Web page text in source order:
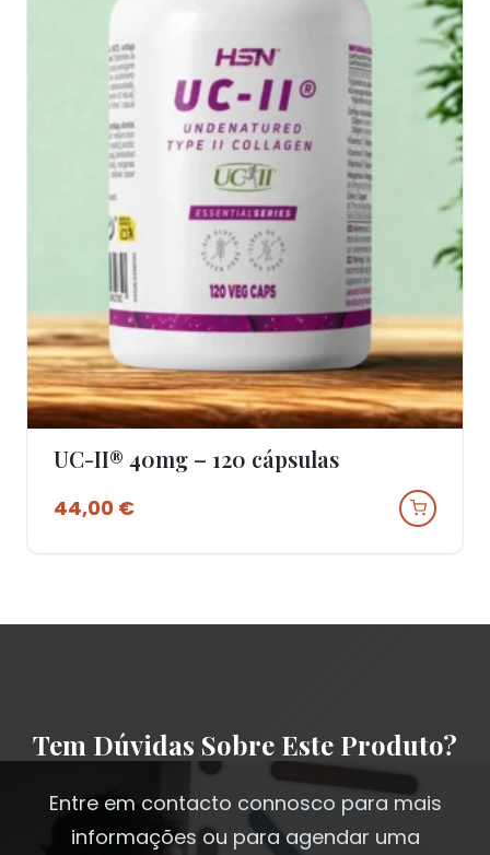
Ver Produto
UC-II® 40mg – 120 cápsulas
44,00 €
Tem Dúvidas Sobre Este Produto?
Entre em contacto connosco para mais
informações ou para agendar uma